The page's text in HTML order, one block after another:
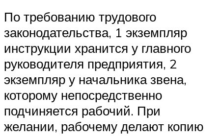
По требованию трудового
законодательства, 1 экземпляр
инструкции хранится у главного
руководителя предприятия, 2
экземпляр у начальника звена,
которому непосредственно
подчиняется рабочий. При
желании, рабочему делают копию